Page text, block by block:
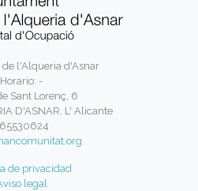
l'Alqueria d'Asnar
Horario: -
Sant Lorenç, 6
D'ASNAR, L' Alicante
de privacidad
legal